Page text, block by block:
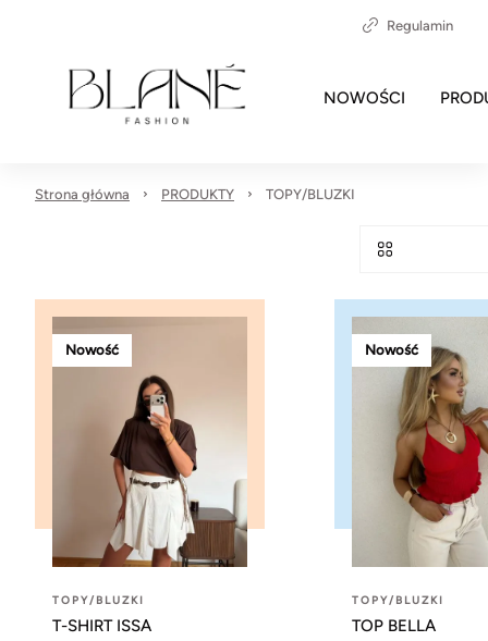
Regulamin
NOWOŚCI
Strona główna PRODUKTY TOPY/BLUZKI
Nowość
TOPY/BLUZKI
T-SHIRT ISSA
Nowość
TOPY/BLUZKI
TOP BELLA